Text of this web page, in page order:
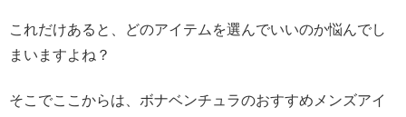
これだけあると、どのアイテムを選んでいいのか悩んでし
まいますよね？
そこでここからは、ボナベンチュラのおすすめメンズアイ